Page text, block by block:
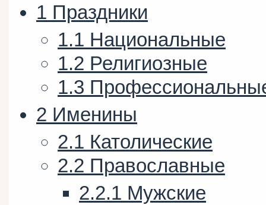
1 Праздники
1.1 Национальные
1.2 Религиозные
1.3
2 Именины
2.1 Католические
2.2 Православные
2.2.1 Мужские